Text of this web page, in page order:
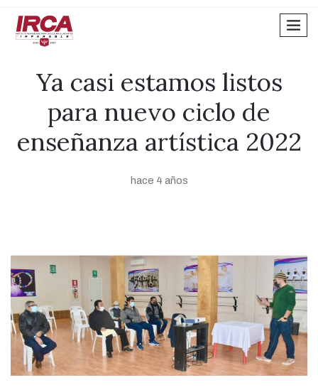
Ya casi estamos listos
para nuevo ciclo de
enseñanza artística 2022
hace 4 años